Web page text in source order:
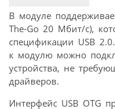
В модуле
The-Go 20 Мбит/с),
спецификации USB
к модулю можно
устройства, не
драйверов.
Интерфейс USB OTG